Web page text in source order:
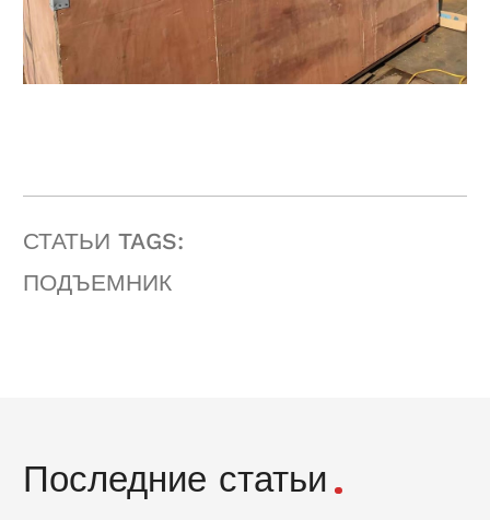
СТАТЬИ TAGS:
ПОДЪЕМНИК
Последние статьи